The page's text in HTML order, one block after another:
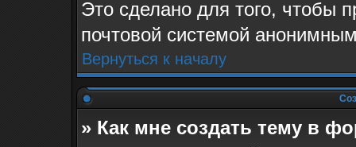
Это сделано для того, чтобы
почтовой системой
Вернуться к началу
» Как мне создать тему в